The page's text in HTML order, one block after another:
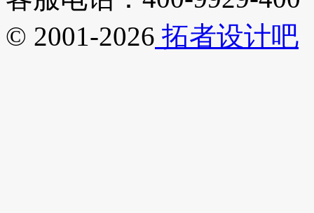
© 2001-2026 拓者设计吧